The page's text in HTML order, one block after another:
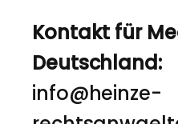
Kontakt für
Deutschland:
info@heinze-